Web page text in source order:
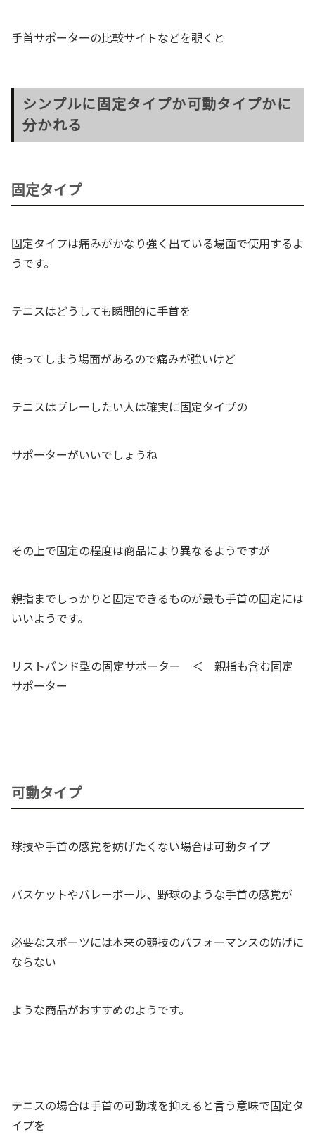
手首サポーターの比較サイトなどを覗くと
シンプルに固定タイプか可動タイプかに
分かれる
固定タイプ
固定タイプは痛みがかなり強く出ている場面で使用するよ
うです。
テニスはどうしても瞬間的に手首を
使ってしまう場面があるので痛みが強いけど
テニスはプレーしたい人は確実に固定タイプの
サポーターがいいでしょうね
その上で固定の程度は商品により異なるようですが
親指までしっかりと固定できるものが最も手首の固定には
いいようです。
リストバンド型の固定サポーター ＜ 親指も含む固定
サポーター
可動タイプ
球技や手首の感覚を妨げたくない場合は可動タイプ
バスケットやバレーボール、野球のような手首の感覚が
必要なスポーツには本来の競技のパフォーマンスの妨げに
ならない
ような商品がおすすめのようです。
テニスの場合は手首の可動域を抑えると言う意味で固定タ
イプを